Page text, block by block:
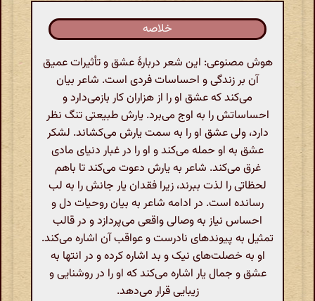
خلاصه
هوش مصنوعی: این شعر دربارهٔ عشق و تأثیرات عمیق
آن بر زندگی و احساسات فردی است. شاعر بیان
می‌کند که عشق او را از هزاران کار بازمی‌دارد و
احساساتش را به اوج می‌برد. یارش طبیعتی تنگ نظر
دارد، ولی عشق او را به سمت یارش می‌کشاند. لشکر
عشق به او حمله می‌کند و او را در غبار دنیای مادی
غرق می‌کند. شاعر به یارش دعوت می‌کند تا باهم
لحظاتی را لذت ببرند، زیرا فقدان یار جانش را به لب
رسانده است. در ادامه شاعر به بیان روحیات دل و
احساس نیاز به وصالی واقعی می‌پردازد و در قالب
تمثیل به پیوندهای نادرست و عواقب آن اشاره می‌کند.
او به خصلت‌های نیک و بد اشاره کرده و در انتها به
عشق و جمال یار اشاره می‌کند که او را در روشنایی و
زیبایی قرار می‌دهد.